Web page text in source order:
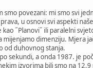
smo povezani: mi smo svi
u osnovi svi aspekti
˝Planovi˝ ili paralelni
mijenjamo dimenziju. Mjera
od duhovnog stanja.
sekundi, a onda 1987. je
izvorima bili smo na